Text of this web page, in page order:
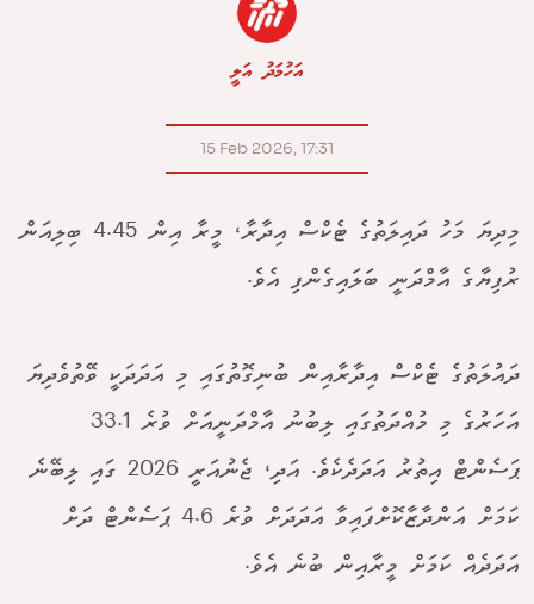
އަހުމަދު އަލީ
15 Feb 2026, 17:31
މިދިޔަ މަހު ދައިލަތުގެ ޓެކްސް އިދާރާ، މީރާ އިން 4.45 ބިލިއަން
ރުފިޔާގެ އާމްދަނީ ބަލައިގެންފި އެވެ.
ދައުލަތުގެ ޓެކްސް އިދާރާއިން ބުނިގޮތުގައި މި އަދަދަކީ ވޭތުވެދިޔަ
އަހަރުގެ މި މުއްދަތުގައި ލިބުނު އާމްދަނީއަށް ވުރެ 33.1
ޕަސެންޓް އިތުރު އަދަދެކެވެ. އަދި، ޖެނުއަރީ 2026 ގައި ލިބޭނެ
ކަމަށް އަންދާޒާކޮށްފައިވާ އަދަދަށް ވުރެ 4.6 ޕަސެންޓް ދަށް
އަދަދެއް ކަމަށް މީރާއިން ބުނެ އެވެ.